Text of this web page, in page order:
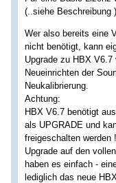
(..siehe Beschreibung
Wer also bereits eine
nicht benötigt, kann
Upgrade zu HBX
Neueinrichten der
Neukalibrierung.
Achtung:
HBX V6.7 benötigt
als UPGRADE und
freigeschalten werden
Upgrade auf den
haben es einfach -
lediglich das neue